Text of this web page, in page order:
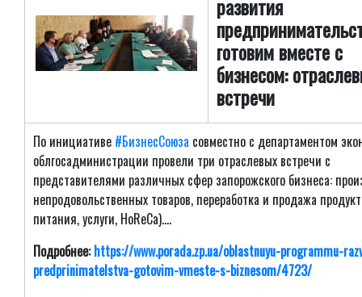
развития
готовим вместе с
бизнесом:
встречи
По инициативе #БизнесСоюза совместно с департаментом
облгосадминистрации провели три отраслевых встречи с
представителями различных сфер запорожского бизнеса:
непродовольственных товаров, переработка и продажа
питания, услуги, HoReCa)....
Подробнее:https://www.porada.zp.ua/oblastnuyu-programmu-
predprinimatelstva-gotovim-vmeste-s-biznesom/4723/